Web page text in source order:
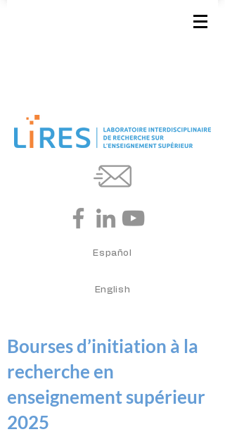
Español
English
Bourses d’initiation à la
recherche en
enseignement supérieur
2025